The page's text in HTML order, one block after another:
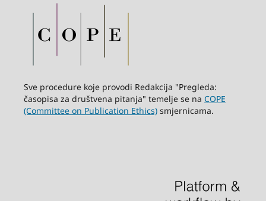
Sve procedure koje provodi Redakcija "Pregleda:
časopisa za društvena pitanja" temelje se na COPE
(Committee on Publication Ethics)smjernicama.